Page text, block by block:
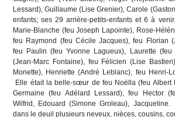
Lessard), Guillaume (Lise Grenier), Carole
enfants; ses 29 arrière-petits-enfants et 6 à
Marie-Blanche (feu Joseph Lapointe), Rose-
feu Raymond (feu Cécile Jacques), feu Florian
feu Paulin (feu Yvonne Lagueux), Laurette (feu
(Jean-Marc Fontaine), feu Félicien (Lise
Monette), Henriette (André Leblanc), feu Henri-
Elle était la belle-sœur de feu Noëlla (feu Albert
Germaine (feu Adélard Lessard), feu Hector
Wilfrid, Edouard (Simone Groleau),
dans le deuil plusieurs neveux, nièces, cousins,